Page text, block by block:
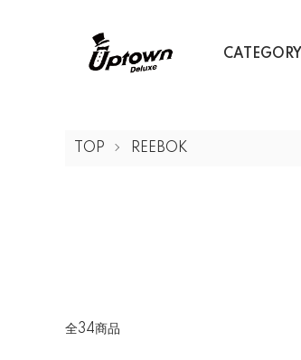
CATEGORY
TOP REEBOK
全34商品